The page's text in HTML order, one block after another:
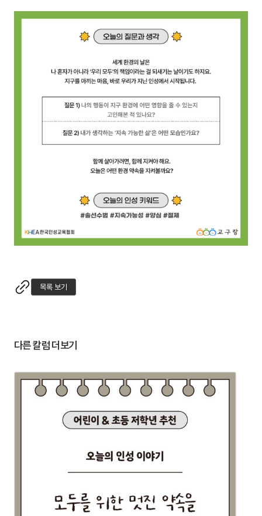
목록 보기
다른 칼럼 더보기